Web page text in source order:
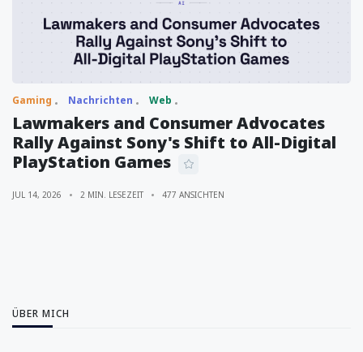
Gaming Nachrichten Web
Lawmakers and Consumer Advocates
Rally Against Sony's Shift to All-Digital
PlayStation Games
JUL 14, 2026 2 MIN. LESEZEIT 477 ANSICHTEN
ÜBER MICH